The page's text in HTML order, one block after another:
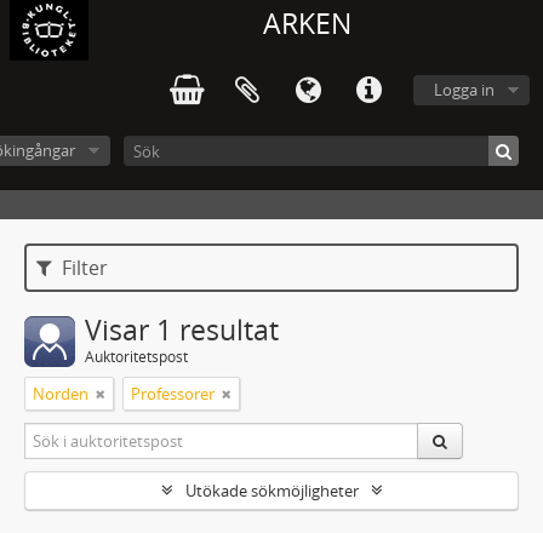
ARKEN
Logga in
Filter
Visar 1 resultat
Auktoritetspost
Norden Professorer
Utökade sökmöjligheter